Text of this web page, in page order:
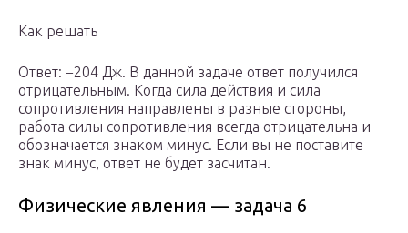
Как решать
Ответ: −204 Дж. В данной задаче ответ получился
отрицательным. Когда сила действия и сила
сопротивления направлены в разные стороны,
работа силы сопротивления всегда отрицательна и
обозначается знаком минус. Если вы не поставите
знак минус, ответ не будет засчитан.
Физические явления — задача 6